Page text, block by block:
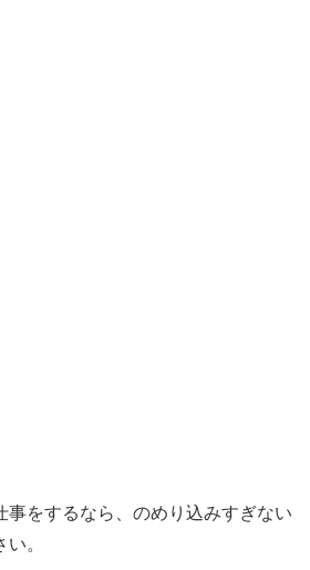
事をするなら、のめり込みすぎない
。